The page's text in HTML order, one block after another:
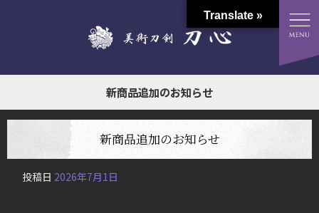
新商品追加のお知らせ
新商品追加のお知らせ
投稿日 2026年7月1日
Translate »